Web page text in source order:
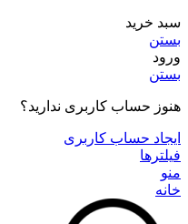
سبد خرید
بستن
ورود
بستن
هنوز حساب کاربری ندارید؟
ایجاد حساب کاربری
فیلترها
منو
خانه